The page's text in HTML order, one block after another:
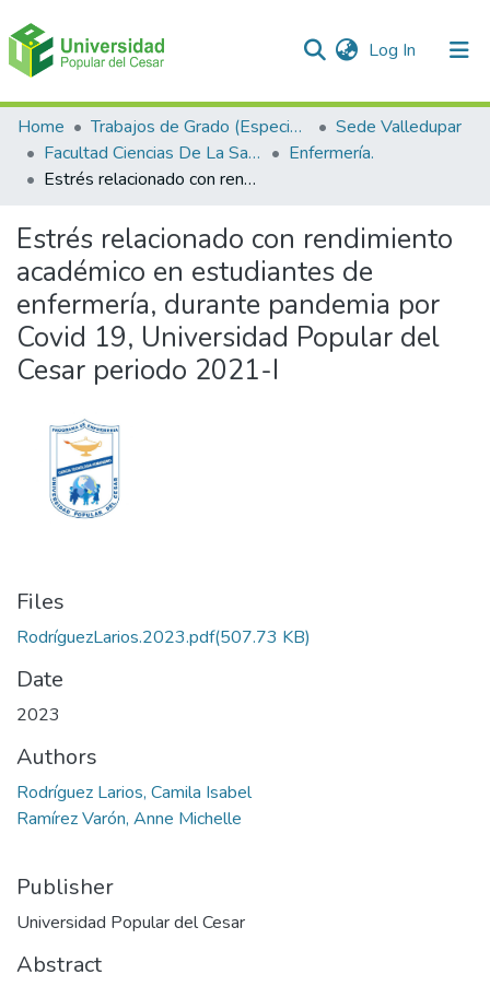
Log In (current)
Communities & Collections
All of DSpace
Home Trabajos de Grado (Especializaciones y Pregrados)
Sede Valledupar
Facultad Ciencias De La Salud.
Enfermería.
Estrés relacionado con rendimiento académico en estudiantes de enfermería, durante pandemia por Covid 19, Universidad Popular del Cesar periodo 2021-I
Estrés relacionado con rendimiento
académico en estudiantes de
enfermería, durante pandemia por
Covid 19, Universidad Popular del
Cesar periodo 2021-I
Files
RodríguezLarios.2023.pdf(507.73 KB)
Date
2023
Authors
Rodríguez Larios, Camila Isabel
Ramírez Varón, Anne Michelle
Publisher
Universidad Popular del Cesar
Abstract